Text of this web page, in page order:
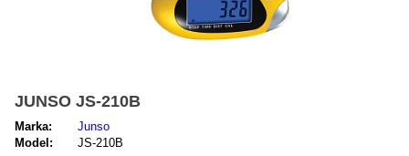
JUNSO JS-210B
Marka:
Junso
Model:
JS-210B